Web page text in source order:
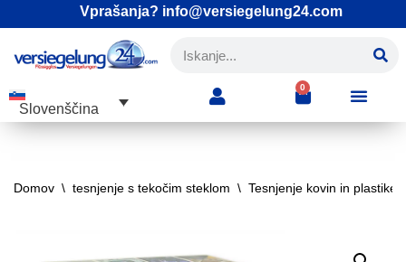
Vprašanja? info@versiegelung24.com
Slovenščina
0
Domov \ tesnjenje s tekočim steklom \ Tesnjenje kovin in plastike